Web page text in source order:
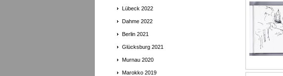
Lübeck 2022
Dahme 2022
Berlin 2021
Glücksburg 2021
Murnau 2020
Marokko 2019